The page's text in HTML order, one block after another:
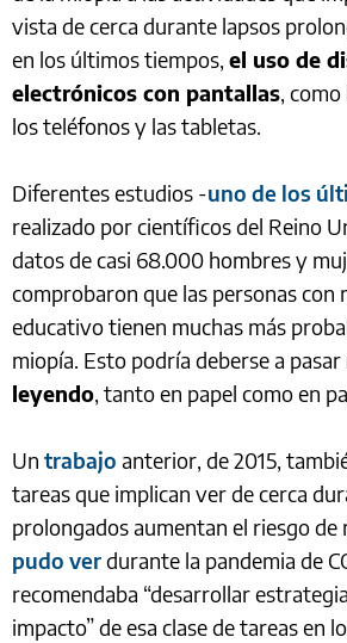
vista de cerca durante lapsos
en los últimos tiempos, el uso de
electrónicos con pantallas,
los teléfonos y las tabletas.
Diferentes estudios -uno de los
realizado por científicos del Reino
datos de casi 68.000 hombres y
comprobaron que las personas con
educativo tienen muchas más
miopía. Esto podría deberse a pasar
leyendo, tanto en papel como en
Un trabajo anterior, de 2015,
tareas que implican ver de cerca
prolongados aumentan el riesgo de
pudo verdurante la pandemia de
recomendaba “desarrollar
impacto” de esa clase de tareas en